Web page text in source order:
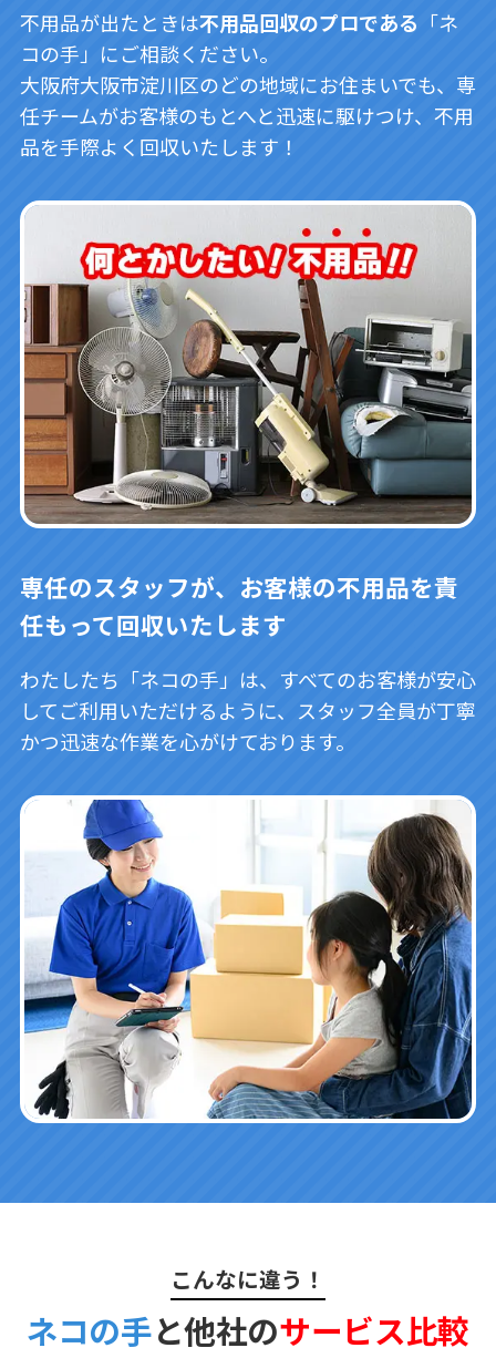
不用品が出たときは不用品回収のプロである 「ネ
コの手」にご相談ください。
大阪府大阪市淀川区のどの地域にお住まいでも、専
任チームがお客様のもとへと迅速に駆けつけ、不用
品を手際よく回収いたします！
専任のスタッフが、お客様の不用品を責
任もって回収いたします
わたしたち「ネコの手」は、すべてのお客様が安心
してご利用いただけるように、スタッフ全員が丁寧
かつ迅速な作業を心がけております。
こんなに違う！
ネコの手と他社のサービス比較